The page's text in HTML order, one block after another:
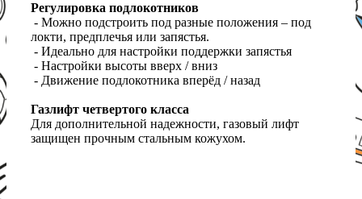
Регулировка подлокотников
- Можно подстроить под разные положения – под
локти, предплечья или запястья.
- Идеально для настройки поддержки запястья
- Настройки высоты вверх / вниз
- Движение подлокотника вперёд / назад
Газлифт четвертого класса
Для дополнительной надежности, газовый лифт
защищен прочным стальным кожухом.